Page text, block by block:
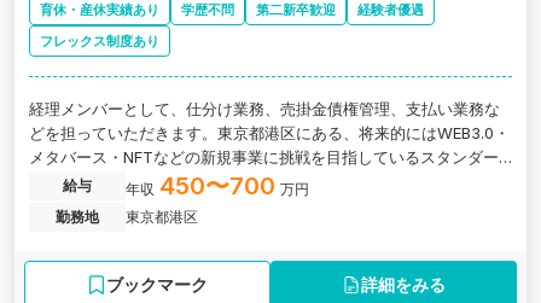
育休・産休実績あり 学歴不問 第二新卒歓迎
経験者優遇
フレックス制度あり
経理メンバーとして、仕分け業務、売掛金債権管理、支払い業務な
どを担っていただきます。東京都港区にある、将来的にはWEB3.0・
メタバース・NFTなどの新規事業に挑戦を目指しているスタンダー
ド上場企業の求人です。
給与 年収 450〜700 万円
勤務地
東京都港区
ブックマーク 詳細をみる